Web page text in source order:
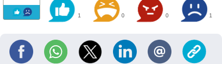
1 0 0 1